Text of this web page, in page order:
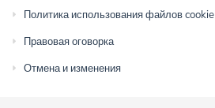
Политика использования файлов cookie
Правовая оговорка
Отмена и изменения